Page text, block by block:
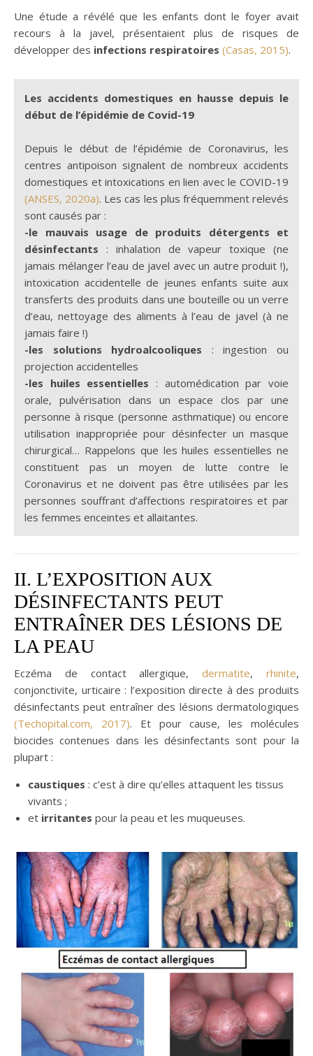
Une étude a révélé que les enfants dont le foyer avait
recours à la javel, présentaient plus de risques de
développer des infections respiratoires (Casas, 2015).
Les accidents domestiques en hausse depuis le
début de l’épidémie de Covid-19
Depuis le début de l’épidémie de Coronavirus, les
centres antipoison signalent de nombreux accidents
domestiques et intoxications en lien avec le COVID-19
(ANSES, 2020a). Les cas les plus fréquemment relevés
sont causés par :
-le mauvais usage de produits détergents et
désinfectants : inhalation de vapeur toxique (ne
jamais mélanger l’eau de javel avec un autre produit !),
intoxication accidentelle de jeunes enfants suite aux
transferts des produits dans une bouteille ou un verre
d’eau, nettoyage des aliments à l’eau de javel (à ne
jamais faire !)
-les solutions hydroalcooliques : ingestion ou
projection accidentelles
-les huiles essentielles : automédication par voie
orale, pulvérisation dans un espace clos par une
personne à risque (personne asthmatique) ou encore
utilisation inappropriée pour désinfecter un masque
chirurgical… Rappelons que les huiles essentielles ne
constituent pas un moyen de lutte contre le
Coronavirus et ne doivent pas être utilisées par les
personnes souffrant d’affections respiratoires et par
les femmes enceintes et allaitantes.
II. L’EXPOSITION AUX
DÉSINFECTANTS PEUT
ENTRAÎNER DES LÉSIONS DE
LA PEAU
Eczéma de contact allergique,dermatite,rhinite,
conjonctivite, urticaire : l’exposition directe à des produits
désinfectants peut entraîner des lésions dermatologiques
(Techopital.com, 2017). Et pour cause, les molécules
biocides contenues dans les désinfectants sont pour la
plupart :
caustiques : c’est à dire qu’elles attaquent les tissus
vivants ;
et irritantes pour la peau et les muqueuses.